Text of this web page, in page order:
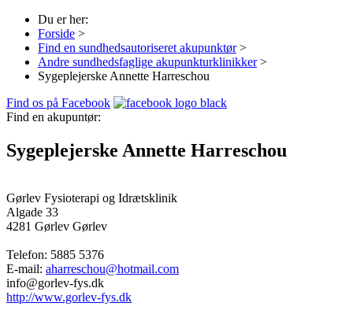
Du er her:
Forside >
Find en sundhedsautoriseret akupunktør >
Andre sundhedsfaglige akupunkturklinikker >
Sygeplejerske Annette Harreschou
Find os på Facebook
Find en akupuntør:
Sygeplejerske Annette Harreschou
Gørlev Fysioterapi og Idrætsklinik
Algade 33
4281 Gørlev Gørlev
Telefon: 5885 5376
E-mail: aharreschou@hotmail.com
info@gorlev-fys.dk
http://www.gorlev-fys.dk